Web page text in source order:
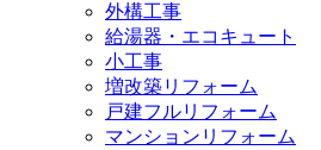
外構工事
給湯器・エコキュート
小工事
増改築リフォーム
戸建フルリフォーム
マンションリフォーム